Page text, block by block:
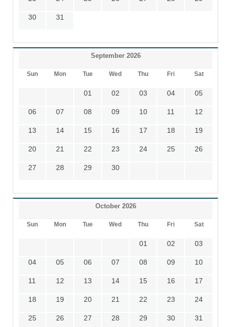
30 31
September 2026
Sun Mon Tue Wed Thu Fri Sat
01 02 03 04 05
06 07 08 09 10 11 12
13 14 15 16 17 18 19
20 21 22 23 24 25 26
27 28 29 30
October 2026
Sun Mon Tue Wed Thu Fri Sat
01 02 03
04 05 06 07 08 09 10
11 12 13 14 15 16 17
18 19 20 21 22 23 24
25 26 27 28 29 30 31